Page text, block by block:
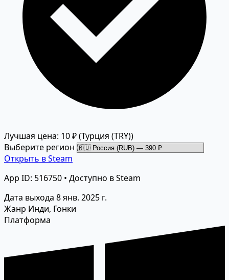
Лучшая цена: 10 ₽(Турция (TRY))
Выберите регион
Открыть в Steam
App ID: 516750 • Доступно в Steam
Дата выхода 8 янв. 2025 г.
Жанр Инди, Гонки
Платформа